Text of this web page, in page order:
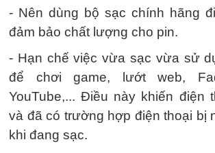
- Nên dùng bộ sạc chính hãng
đảm bảo chất lượng cho pin.
- Hạn chế việc vừa sạc vừa sử
để chơi game, lướt web,
YouTube,... Điều này khiến điện
và đã có trường hợp điện thoại bị
khi đang sạc.